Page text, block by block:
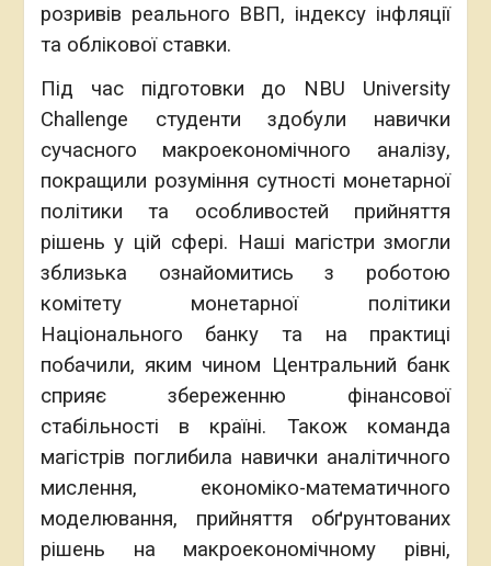
розривів реального ВВП, індексу інфляції
та облікової ставки.
Під час підготовки до NBU University
Challenge студенти здобули навички
сучасного макроекономічного аналізу,
покращили розуміння сутності монетарної
політики та особливостей прийняття
рішень у цій сфері. Наші магістри змогли
зблизька ознайомитись з роботою
комітету монетарної політики
Національного банку та на практиці
побачили, яким чином Центральний банк
сприяє збереженню фінансової
стабільності в країні. Також команда
магістрів поглибила навички аналітичного
мислення, економіко-математичного
моделювання, прийняття обґрунтованих
рішень на макроекономічному рівні,